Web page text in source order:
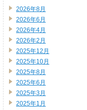
2026年8月
2026年6月
2026年4月
2026年2月
2025年12月
2025年10月
2025年8月
2025年6月
2025年3月
2025年1月